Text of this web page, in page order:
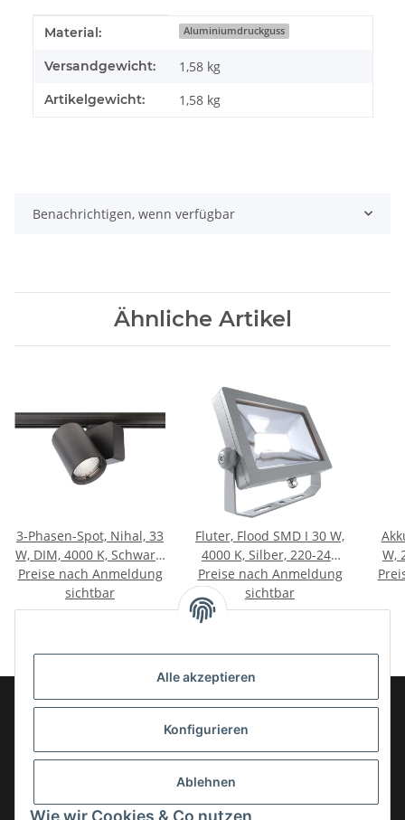
Alle akzeptieren
Konfigurieren
Ablehnen
Wie wir Cookies & Co nutzen
Produkteigenschaft
Wert
Material: Aluminiumdruckguss
Versandgewicht: 1,58 kg
Artikelgewicht: 1,58 kg
Benachrichtigen, wenn verfügbar
Ähnliche Artikel
3-Phasen-Spot, Nihal, 33
W, DIM, 4000 K, Schwarz,
220-240 V/AC
Preise nach Anmeldung
sichtbar
Fluter, Flood SMD I 30 W,
4000 K, Silber, 220-240
V/AC
Preise nach Anmeldung
sichtbar
W,
Gesetzliche Informationen